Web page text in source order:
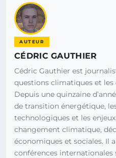
AUTEUR
CÉDRIC GAUTHIER
Cédric Gauthier est
questions climatiques et les
Depuis une quinzaine
de transition énergétique,
technologiques et les
changement climatique,
économiques et sociales. Il
conférences